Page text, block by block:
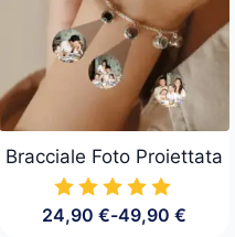
Bracciale Foto Proiettata
24,90 €-49,90 €
Fascia